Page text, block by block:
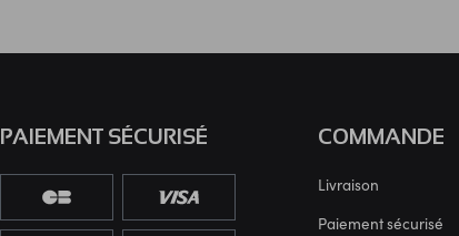
COMMANDE
Livraison
Paiement sécurisé
PAIEMENT SÉCURISÉ